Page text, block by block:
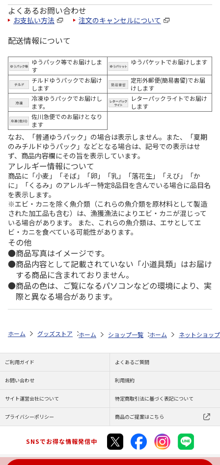
よくあるお問い合わせ
お支払い方法 注文のキャンセルについて
配送情報について
ゆうパック等でお届けしま
す
ゆうパケットでお届けします
チルドゆうパックでお届け
します
定形外郵便(簡易書留)でお届
けします
冷凍ゆうパックでお届けし
ます。
レターパックライトでお届け
します
佐川急便でのお届けとなり
ます
なお、「普通ゆうパック」の場合は表示しません。また、「夏期
のみチルドゆうパック」などとなる場合は、記号での表示はせ
ず、商品内容欄にその旨を表示しています。
アレルギー情報について
商品に「小麦」「そば」「卵」「乳」「落花生」「えび」「か
に」「くるみ」のアレルギー特定8品目を含んでいる場合に品目名
を表示します。
※エビ・カニを除く魚介類（これらの魚介類を原材料として製造
された加工品も含む）は、漁獲漁法によりエビ・カニが混じって
いる場合があります。 また、これらの魚介類は、エサとしてエ
ビ・カニを食べている可能性があります。
その他
商品写真はイメージです。
商品内容として記載されていない「小道具類」はお届け
する商品に含まれておりません。
商品の色は、ご覧になるパソコンなどの環境により、実
際と異なる場合があります。
ホーム グッズストア アニメ・漫画 銀河特急ミルキー☆サブウェイ
ホーム ショップ一覧 ENGAWA 「銀河特
ホーム ネットショップ
ご利用ガイド よくあるご質問
お問い合わせ 利用規約
サイト運営会社について 特定商取引法に基づく表記について
プライバシーポリシー 商品のご提案はこちら
SNSでお得な情報発信中